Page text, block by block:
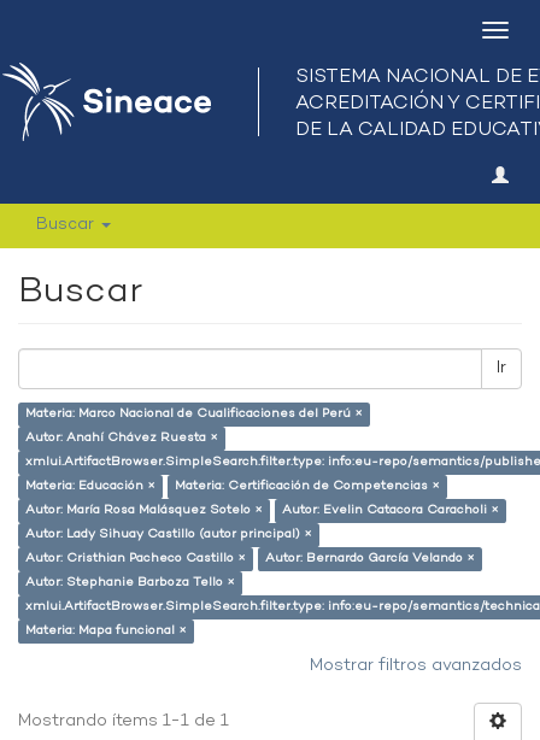
Buscar
Buscar
Ir
Materia: Marco Nacional de Cualificaciones del Perú ×
Autor: Anahí Chávez Ruesta ×
xmlui.ArtifactBrowser.SimpleSearch.filter.type: info:eu-repo/semantics/
Materia: Educación ×
Materia: Certificación de Competencias ×
Autor: María Rosa Malásquez Sotelo ×
Autor: Evelin Catacora Caracholi ×
Autor: Lady Sihuay Castillo (autor principal) ×
Autor: Cristhian Pacheco Castillo ×
Autor: Bernardo García Velando ×
Autor: Stephanie Barboza Tello ×
xmlui.ArtifactBrowser.SimpleSearch.filter.type: info:eu-repo/semantics/
Materia: Mapa funcional ×
Mostrar filtros avanzados
Mostrando ítems 1-1 de 1